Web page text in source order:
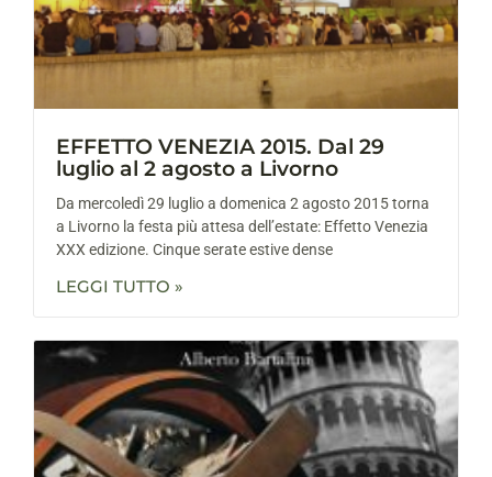
EFFETTO VENEZIA 2015. Dal 29
luglio al 2 agosto a Livorno
Da mercoledì 29 luglio a domenica 2 agosto 2015 torna
a Livorno la festa più attesa dell’estate: Effetto Venezia
XXX edizione. Cinque serate estive dense
LEGGI TUTTO »